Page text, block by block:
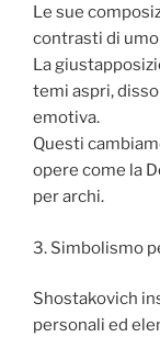
Le sue
contrasti di
La
temi aspri,
emotiva.
Questi
opere come la
per archi.
3. Simbolismo
Shostakovich
personali ed